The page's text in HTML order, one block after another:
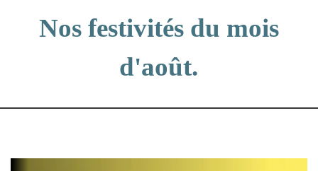
Nos festivités du mois
d'août.